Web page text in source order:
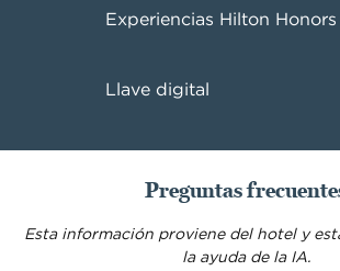
Experiencias Hilton Honors
Llave digital
Preguntas
Esta información proviene del hotel y
la ayuda de la IA.